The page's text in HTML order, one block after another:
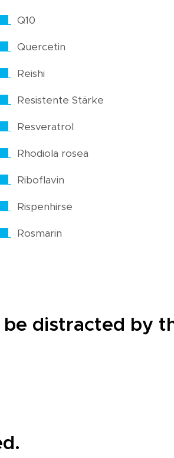
Q10
Quercetin
Reishi
Resistente Stärke
Resveratrol
Rhodiola rosea
Riboflavin
Rispenhirse
Rosmarin
distracted by